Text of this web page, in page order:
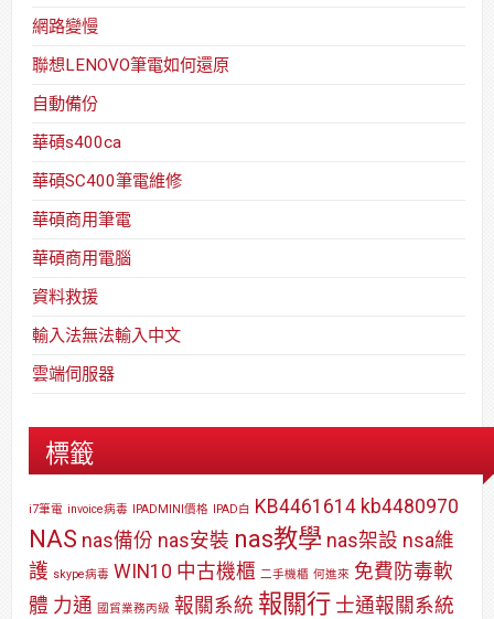
網路變慢
聯想LENOVO筆電如何還原
自動備份
華碩s400ca
華碩SC400筆電維修
華碩商用筆電
華碩商用電腦
資料救援
輸入法無法輸入中文
雲端伺服器
標籤
i7筆電 invoice病毒 IPADMINI價格 IPAD白 KB4461614 kb4480970
NAS nas備份 nas安裝 nas教學 nas架設 nsa維
護 skype病毒 WIN10 中古機櫃 二手機櫃 何進來 免費防毒軟
體 力通 國貿業務丙級 報關系統 報關行 士通報關系統